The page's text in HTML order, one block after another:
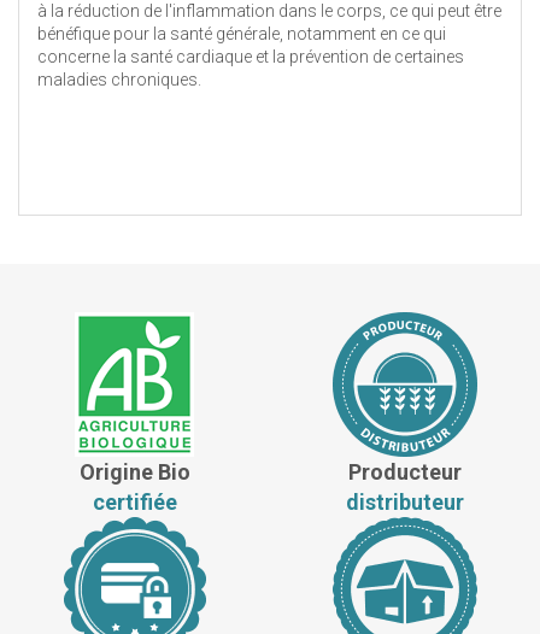
à la réduction de l'inflammation dans le corps, ce qui peut être
bénéfique pour la santé générale, notamment en ce qui
concerne la santé cardiaque et la prévention de certaines
maladies chroniques.
Origine Bio
certifiée
Producteur
distributeur